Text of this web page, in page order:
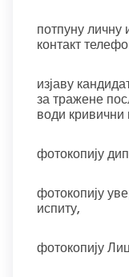
потпуну личну
контакт
изјаву
за тражене
води кривични
фотокопију
фотокопију
испиту,
фотокопију